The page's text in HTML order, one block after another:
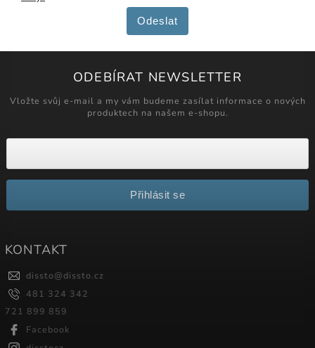
Odeslat
ODEBÍRAT NEWSLETTER
Vložte svůj e-mail a my vám budeme zasílat informace o nových
produktech na našem e-shopu.
Přihlásit se
KONTAKT
dissto@dissto.cz
481 324 342
721 899 859
Facebook